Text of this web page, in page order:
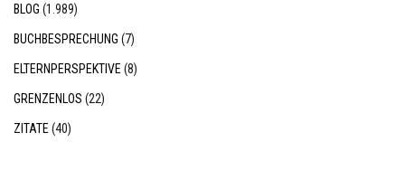
BLOG (1.989)
BUCHBESPRECHUNG (7)
ELTERNPERSPEKTIVE (8)
GRENZENLOS (22)
ZITATE (40)